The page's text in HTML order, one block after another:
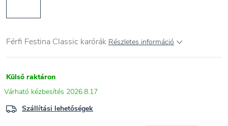
Férfi Festina Classic karórák Részletes információ
Külső raktáron
2026.8.17
Szállítási lehetőségek